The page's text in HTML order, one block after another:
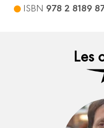
ISBN 978 2 8189
Les